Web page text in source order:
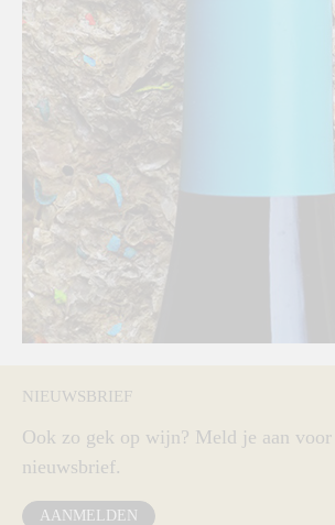
NIEUWSBRIEF
Ook zo gek op wijn? Meld je aan voor
nieuwsbrief.
AANMELDEN